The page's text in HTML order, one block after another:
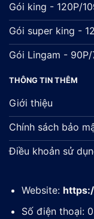
Gói king - 120P/
Gói super king -
Gói Lingam -
THÔNG TIN THÊM
Giới thiệu
Chính sách bảo
Điều khoản sử
Website:
Số điện thoại: